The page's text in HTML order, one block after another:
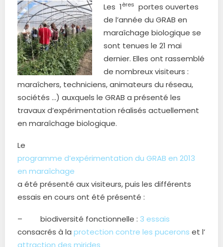
Les 1ères portes ouvertes
de l’année du GRAB en
maraîchage biologique se
sont tenues le 21 mai
dernier. Elles ont rassemblé
de nombreux visiteurs :
maraîchers, techniciens, animateurs du réseau,
sociétés …) auxquels le GRAB a présenté les
travaux d’expérimentation réalisés actuellement
en maraîchage biologique.
Le
programme d’expérimentation du GRAB en 2013
en maraîchage
a été présenté aux visiteurs, puis les différents
essais en cours ont été présenté :
– biodiversité fonctionnelle : 3 essais
consacrés à la protection contre les pucerons et l’
attraction des mirides